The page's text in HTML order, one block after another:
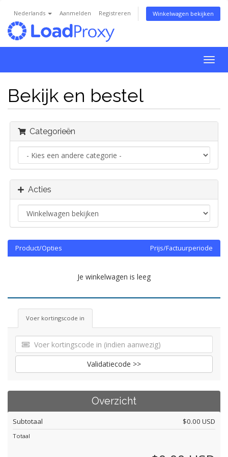
Nederlands Aanmelden Registreren Winkelwagen bekijken
in-/
Bekijk en bestel
Categorieën
Acties
Product/Opties Prijs/Factuurperiode
Je winkelwagen is leeg
Voer kortingscode in
Validatiecode >>
Overzicht
Subtotaal $0.00 USD
Totaal